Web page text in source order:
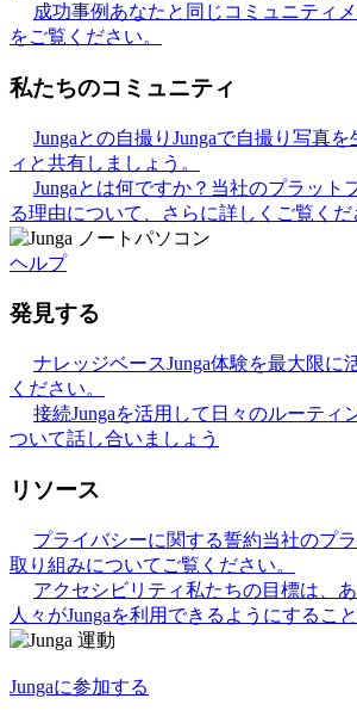
成功事例 あなたと同じコミュニティ
をご覧ください。
私たちのコミュニティ
Jungaとの自撮り Jungaで自撮り写真
ィと共有しましょう。
Jungaとは何ですか？ 当社のプラット
る理由について、さらに詳しくご覧くだ
ヘルプ
発見する
ナレッジベースJunga体験を最大限に
ください。
接続Jungaを活用して日々のルーティ
ついて話し合いましょう
リソース
プライバシーに関する誓約当社のプ
取り組みについてご覧ください。
アクセシビリティ私たちの目標は、
人々がJungaを利用できるようにすること
Jungaに参加する